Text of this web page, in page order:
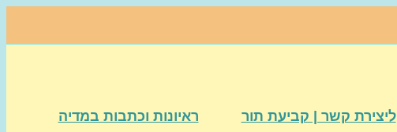
ליצירת קשר | קביעת תור
ראיונות וכתבות במדיה